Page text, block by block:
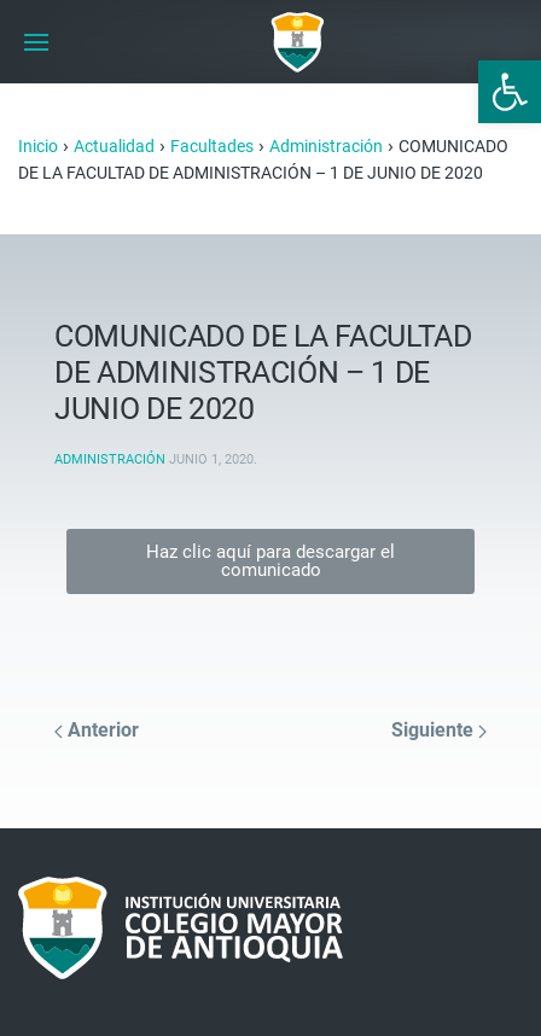
Abrir
Inicio › Actualidad › Facultades › Administración › COMUNICADO
DE LA FACULTAD DE ADMINISTRACIÓN – 1 DE JUNIO DE 2020
COMUNICADO DE LA FACULTAD
DE ADMINISTRACIÓN – 1 DE
JUNIO DE 2020
ADMINISTRACIÓN JUNIO 1, 2020.
Haz clic aquí para descargar el
comunicado
Anterior Siguiente